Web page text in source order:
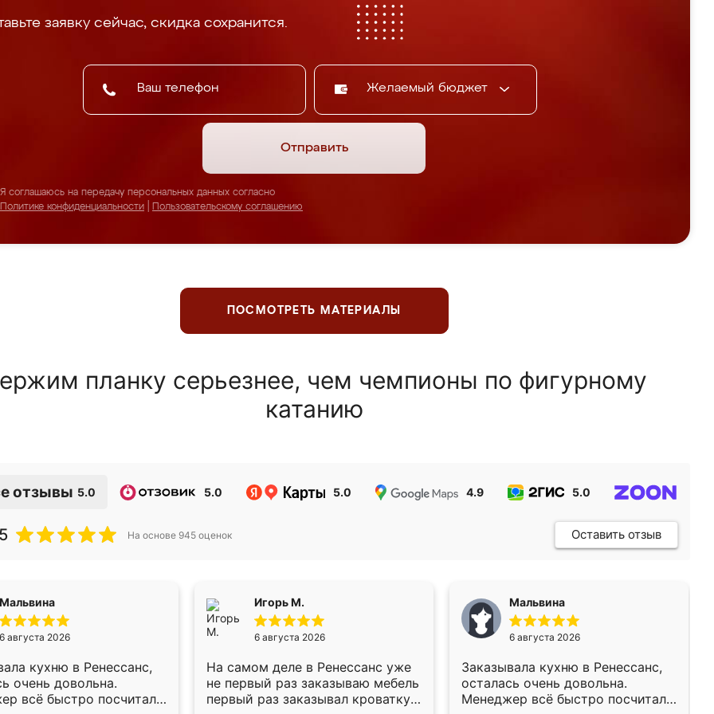
заявку сейчас, скидка сохранится.
Желаемый бюджет
Отправить
Я соглашаюсь на передачу персональных данных согласно
Политике конфиденциальности
Пользовательскому соглашению
ПОСМОТРЕТЬ МАТЕРИАЛЫ
планку серьезнее, чем чемпионы по фигурному
катанию
отзывы 5.0 5.0 5.0 4.9 5.0
На основе 945 оценок Оставить отзыв
Мальвина
6 августа 2026
кухню в Ренессанс,
очень довольна.
всё быстро посчитала,
Игорь М.
6 августа 2026
На самом деле в Ренессанс уже
не первый раз заказываю мебель
первый раз заказывал кроватку
Мальвина
6 августа 2026
Заказывала кухню в Ренессанс,
осталась очень довольна.
Менеджер всё быстро посчитала,